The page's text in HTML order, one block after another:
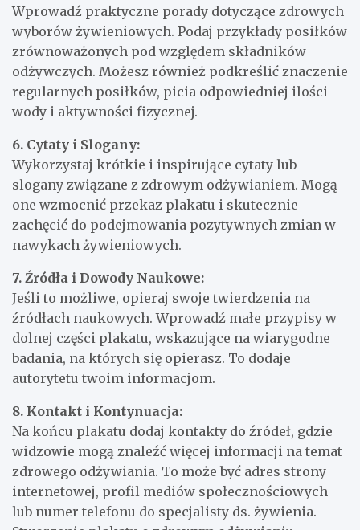
Wprowadź praktyczne porady dotyczące zdrowych
wyborów żywieniowych. Podaj przykłady posiłków
zrównoważonych pod względem składników
odżywczych. Możesz również podkreślić znaczenie
regularnych posiłków, picia odpowiedniej ilości
wody i aktywności fizycznej.
6. Cytaty i Slogany:
Wykorzystaj krótkie i inspirujące cytaty lub
slogany związane z zdrowym odżywianiem. Mogą
one wzmocnić przekaz plakatu i skutecznie
zachęcić do podejmowania pozytywnych zmian w
nawykach żywieniowych.
7. Źródła i Dowody Naukowe:
Jeśli to możliwe, opieraj swoje twierdzenia na
źródłach naukowych. Wprowadź małe przypisy w
dolnej części plakatu, wskazujące na wiarygodne
badania, na których się opierasz. To dodaje
autorytetu twoim informacjom.
8. Kontakt i Kontynuacja:
Na końcu plakatu dodaj kontakty do źródeł, gdzie
widzowie mogą znaleźć więcej informacji na temat
zdrowego odżywiania. To może być adres strony
internetowej, profil mediów społecznościowych
lub numer telefonu do specjalisty ds. żywienia.